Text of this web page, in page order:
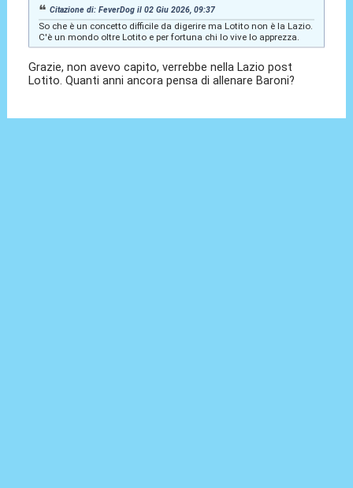
Citazione di: FeverDog il 02 Giu 2026, 09:37
So che è un concetto difficile da digerire ma Lotito non è la Lazio.
C'è un mondo oltre Lotito e per fortuna chi lo vive lo apprezza.
Grazie, non avevo capito, verrebbe nella Lazio post
Lotito. Quanti anni ancora pensa di allenare Baroni?